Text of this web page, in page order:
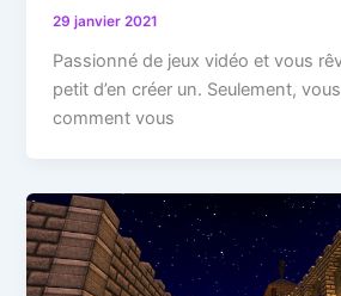
29 janvier 2021
Passionné de jeux vidéo et vous
petit d’en créer un. Seulement,
comment vous